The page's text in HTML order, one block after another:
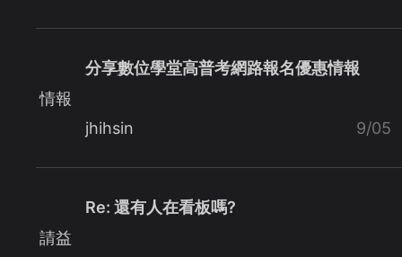
情報
分享數位學堂高普考網路報名優惠情報
jhihsin 9/05
請益
Re: 還有人在看板嗎?